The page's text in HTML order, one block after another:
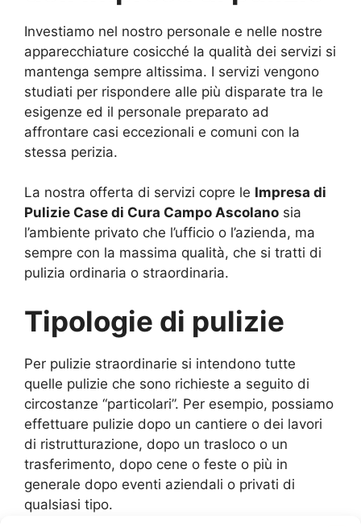
Investiamo nel nostro personale e nelle nostre
apparecchiature cosicché la qualità dei servizi si
mantenga sempre altissima. I servizi vengono
studiati per rispondere alle più disparate tra le
esigenze ed il personale preparato ad
affrontare casi eccezionali e comuni con la
stessa perizia.
La nostra offerta di servizi copre le Impresa di
Pulizie Case di Cura Campo Ascolano sia
l’ambiente privato che l’ufficio o l’azienda, ma
sempre con la massima qualità, che si tratti di
pulizia ordinaria o straordinaria.
Tipologie di pulizie
Per pulizie straordinarie si intendono tutte
quelle pulizie che sono richieste a seguito di
circostanze “particolari”. Per esempio, possiamo
effettuare pulizie dopo un cantiere o dei lavori
di ristrutturazione, dopo un trasloco o un
trasferimento, dopo cene o feste o più in
generale dopo eventi aziendali o privati di
qualsiasi tipo.